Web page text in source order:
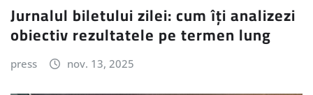
Jurnalul biletului zilei: cum îți analizezi
obiectiv rezultatele pe termen lung
press nov. 13, 2025